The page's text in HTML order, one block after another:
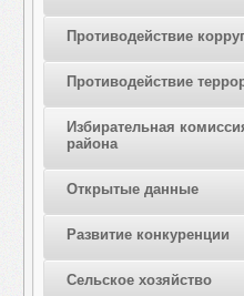
Противодействие
Противодействие
Избирательная
района
Открытые данные
Развитие конкуренции
Сельское хозяйство